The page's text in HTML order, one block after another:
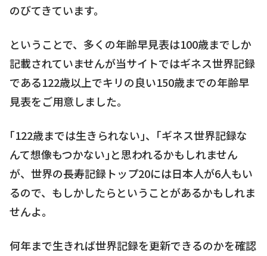
のびてきています。
ということで、多くの年齢早見表は100歳までしか
記載されていませんが当サイトではギネス世界記録
である122歳以上でキリの良い150歳までの年齢早
見表をご用意しました。
｢122歳までは生きられない｣、｢ギネス世界記録な
んて想像もつかない｣と思われるかもしれません
が、世界の長寿記録トップ20には日本人が6人もい
るので、もしかしたらということがあるかもしれま
せんよ。
何年まで生きれば世界記録を更新できるのかを確認